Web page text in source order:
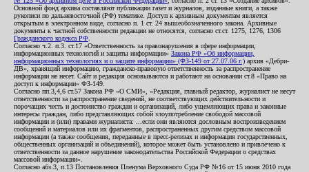
Основной фонд архива составляют публикации газет и журналов, изданные книги, а также
рукописи по дальневосточной (РФ) тематике. Доступ к архивным документам является
открытым в электронном виде, согласно п. 1 ст. 24 вышеобозначенного закона. Архивные
документы к частной собственности редакции не относятся, согласно ст.ст. 1275, 1276, 1306
Гражданского кодекса РФ
Согласно ч.2. п.3. ст.17 «Ответственность за правонарушения в сфере информации,
информационных технологий и защиты информации» Закона РФ «Об информации,
информационных технологиях и о защите информации» (ФЗ-149 от 27.07.06 г.) архив «Дебри-
ДВ», хранящий информацию, гражданско-правовую ответственность за распространение
информации не несет. Сайт и редакция основываются и работают на основании ст.8 «Право на
доступ к информации» ФЗ-149.
Согласно пп.3,4,6 ст.57 Закона РФ «О СМИ», «Редакция, главный редактор, журналист не несут
ответственности за распространение сведений, не соответствующих действительности и
порочащих честь и достоинство граждан и организаций, либо ущемляющих права и законные
интересы граждан, либо представляющих собой злоупотребление свободой массовой
информации и (или) правами журналиста: ...если они являются дословным воспроизведением
сообщений и материалов или их фрагментов, распространенных другим средством массовой
информации (а также сообщения, переданные в пресс-релизах и информация государственных,
общественных организаций и объединений), которое может быть установлено и привлечено к
ответственности за данное нарушение законодательства Российской Федерации о средствах
массовой информации».
Согласно абз.3, п.13 Постановления Пленума Верховного Суда РФ №16 от 15 июня 2010 года